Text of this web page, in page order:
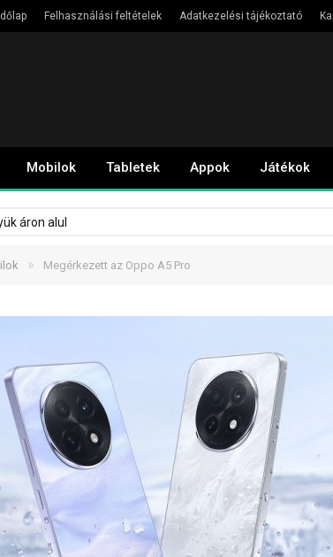
Felhasználási feltételek Adatkezelési tájékoztató
Mobilok Tabletek Appok Játékok
áron alul
» Megérkezett az Oppo A5 Pro